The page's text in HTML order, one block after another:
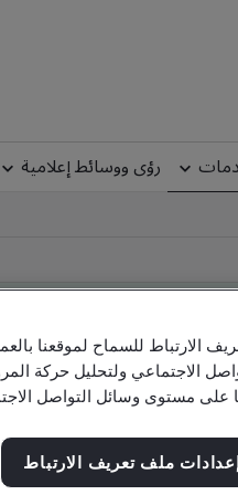
رؤى ووسائط إعلامية
site and product
الارتباط للسماح لموقعنا
الاجتماعي ولتحليل حركة
على مستوى وسائل التواصل
إعدادات ملف تعريف الارتباط